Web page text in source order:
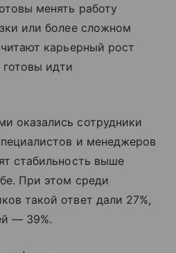
менять работу
или более сложном
карьерный рост
идти
оказались сотрудники
и менеджеров
стабильность выше
При этом среди
такой ответ дали 27%,
— 39%.